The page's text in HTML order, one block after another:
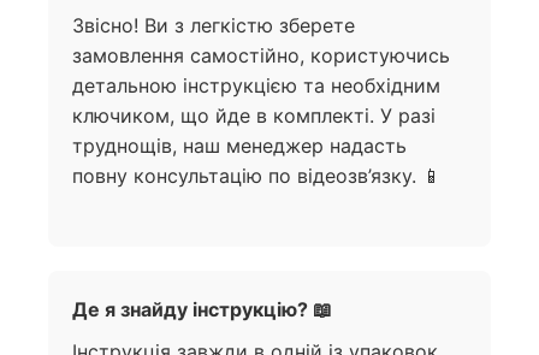
Звісно! Ви з легкістю зберете
замовлення самостійно, користуючись
детальною інструкцією та необхідним
ключиком, що йде в комплекті. У разі
труднощів, наш менеджер надасть
повну консультацію по відеозв’язку. 📱
Де я знайду інструкцію? 📖